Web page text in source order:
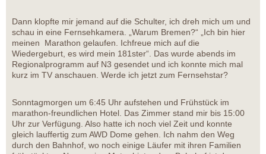
Dann klopfte mir jemand auf die Schulter, ich dreh mich um und
schau in eine Fernsehkamera. „Warum Bremen?“ „Ich bin hier
meinen Marathon gelaufen. Ichfreue mich auf die
Wiedergeburt, es wird mein 181ster“. Das wurde abends im
Regionalprogramm auf N3 gesendet und ich konnte mich mal
kurz im TV anschauen. Werde ich jetzt zum Fernsehstar?
Sonntagmorgen um 6:45 Uhr aufstehen und Frühstück im
marathon-freundlichen Hotel. Das Zimmer stand mir bis 15:00
Uhr zur Verfügung. Also hatte ich noch viel Zeit und konnte
gleich lauffertig zum AWD Dome gehen. Ich nahm den Weg
durch den Bahnhof, wo noch einige Läufer mit ihren Familien